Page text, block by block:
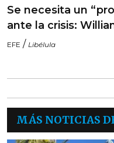
Se necesita un
ante la crisis:
EFE / Libélula
MÁS NOTICIAS